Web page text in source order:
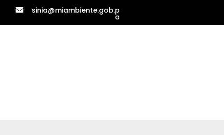
sinia@miambiente.gob.p
a